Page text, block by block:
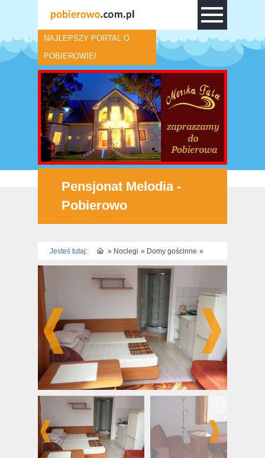
NAJLEPSZY PORTAL O
POBIEROWIE!
Pensjonat Melodia -
Pobierowo
Jesteś tutaj: » Noclegi » Domy gościnne »
Pensjonat Melodia